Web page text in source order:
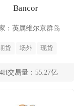
Bancor
：英属维尔京群岛
货 场外 现货
交易量：55.27亿